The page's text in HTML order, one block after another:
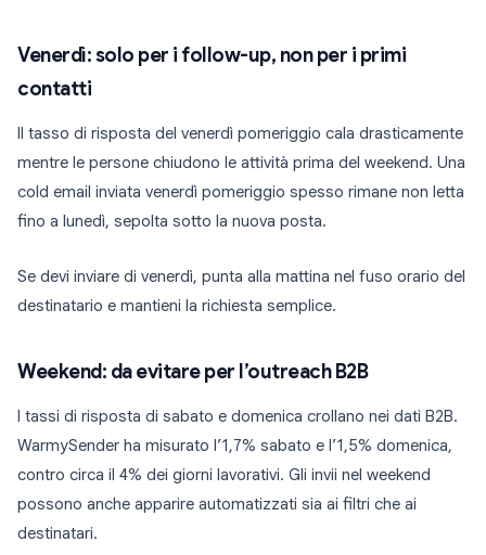
Venerdì: solo per i follow-up, non per i primi
contatti
Il tasso di risposta del venerdì pomeriggio cala drasticamente
mentre le persone chiudono le attività prima del weekend. Una
cold email inviata venerdì pomeriggio spesso rimane non letta
fino a lunedì, sepolta sotto la nuova posta.
Se devi inviare di venerdì, punta alla mattina nel fuso orario del
destinatario e mantieni la richiesta semplice.
Weekend: da evitare per l’outreach B2B
I tassi di risposta di sabato e domenica crollano nei dati B2B.
WarmySender ha misurato l’1,7% sabato e l’1,5% domenica,
contro circa il 4% dei giorni lavorativi. Gli invii nel weekend
possono anche apparire automatizzati sia ai filtri che ai
destinatari.